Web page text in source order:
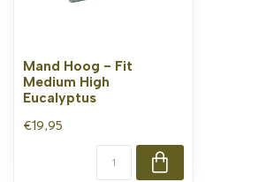
Mand Hoog - Fit
Medium High
Eucalyptus
€19,95